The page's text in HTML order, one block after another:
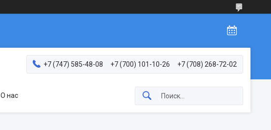
+7 (747) 585-48-08 +7 (700) 101-10-26 +7 (708) 268-72-02
О нас